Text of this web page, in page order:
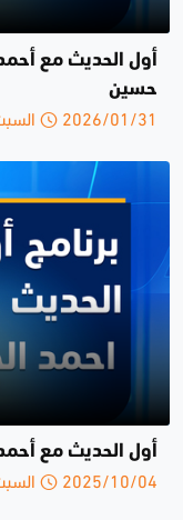
أول الحديث مع
حسين
2026/01/31 السبت 08:16 ص
أول الحديث مع
2025/10/04 السبت 09:58 ص